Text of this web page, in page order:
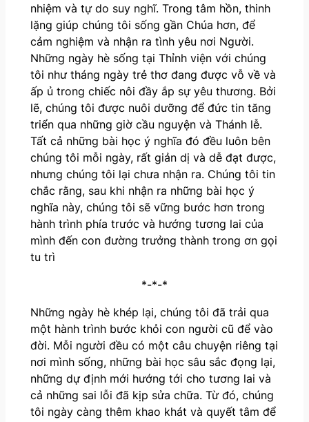
nhiệm và tự do suy nghĩ. Trong tâm hồn, thinh
lặng giúp chúng tôi sống gần Chúa hơn, để
cảm nghiệm và nhận ra tình yêu nơi Người.
Những ngày hè sống tại Thỉnh viện với chúng
tôi như tháng ngày trẻ thơ đang được vỗ về và
ấp ủ trong chiếc nôi đầy ắp sự yêu thương. Bởi
lẽ, chúng tôi được nuôi dưỡng để đức tin tăng
triển qua những giờ cầu nguyện và Thánh lễ.
Tất cả những bài học ý nghĩa đó đều luôn bên
chúng tôi mỗi ngày, rất giản dị và dễ đạt được,
nhưng chúng tôi lại chưa nhận ra. Chúng tôi tin
chắc rằng, sau khi nhận ra những bài học ý
nghĩa này, chúng tôi sẽ vững bước hơn trong
hành trình phía trước và hướng tương lai của
mình đến con đường trưởng thành trong ơn gọi
tu trì
*-*-*
Những ngày hè khép lại, chúng tôi đã trải qua
một hành trình bước khỏi con người cũ để vào
đời. Mỗi người đều có một câu chuyện riêng tại
nơi mình sống, những bài học sâu sắc đọng lại,
những dự định mới hướng tới cho tương lai và
cả những sai lỗi đã kịp sửa chữa. Từ đó, chúng
tôi ngày càng thêm khao khát và quyết tâm để